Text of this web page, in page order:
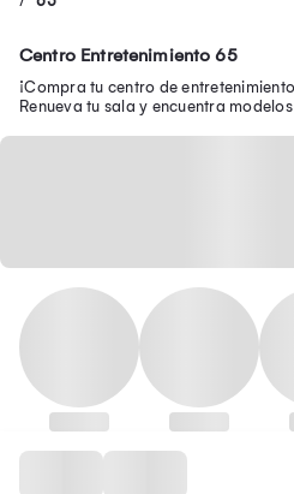
Centro Entretenimiento 65
¡Compra tu centro de
Renueva tu sala y encuentra